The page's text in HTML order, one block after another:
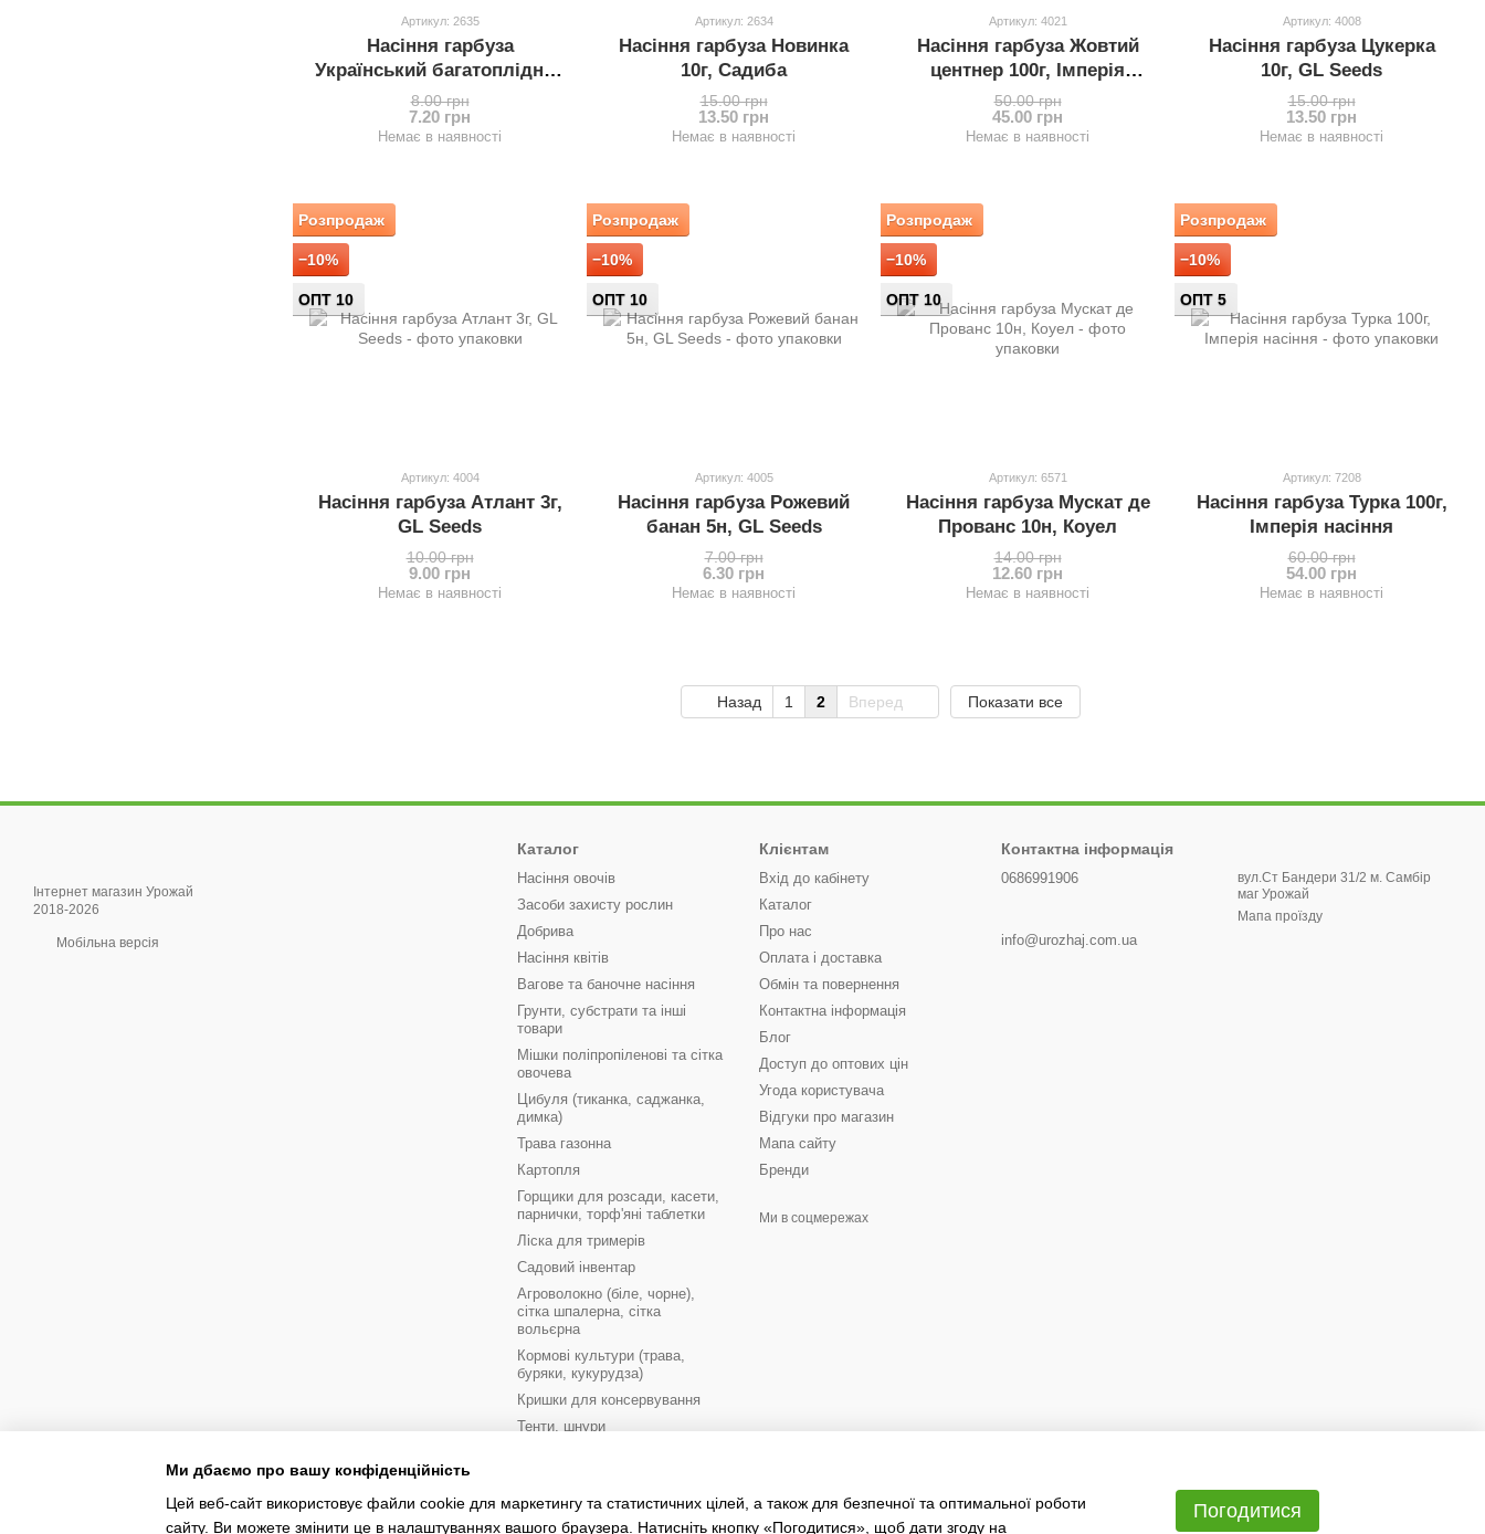
Артикул: 2635
Насіння гарбуза
Український багатоплідний
10г, Садиба
8.00 грн
7.20 грн
Немає в наявності
Артикул: 2634
Насіння гарбуза Новинка
10г, Садиба
15.00 грн
13.50 грн
Немає в наявності
Артикул: 4021
Насіння гарбуза Жовтий
центнер 100г, Імперія
насіння
50.00 грн
45.00 грн
Немає в наявності
Артикул: 4008
Насіння гарбуза Цукерка
10г, GL Seeds
15.00 грн
13.50 грн
Немає в наявності
Розпродаж
−10%
ОПТ 10
Артикул: 4004
Насіння гарбуза Атлант 3г,
GL Seeds
10.00 грн
9.00 грн
Немає в наявності
Розпродаж
−10%
ОПТ 10
Артикул: 4005
Насіння гарбуза Рожевий
банан 5н, GL Seeds
7.00 грн
6.30 грн
Немає в наявності
Розпродаж
−10%
ОПТ 10
Артикул: 6571
Насіння гарбуза Мускат де
Прованс 10н, Коуел
14.00 грн
12.60 грн
Немає в наявності
Розпродаж
−10%
ОПТ 5
Артикул: 7208
Насіння гарбуза Турка 100г,
Імперія насіння
60.00 грн
54.00 грн
Немає в наявності
Назад 1 2 Вперед Показати все
Інтернет магазин Урожай
2018-2026
Мобільна версія
Каталог
Насіння овочів
Засоби захисту рослин
Добрива
Насіння квітів
Вагове та баночне насіння
Грунти, субстрати та інші
товари
Мішки поліпропіленові та сітка
овочева
Цибуля (тиканка, саджанка,
димка)
Трава газонна
Картопля
Горщики для розсади, касети,
парнички, торф'яні таблетки
Ліска для тримерів
Садовий інвентар
Агроволокно (біле, чорне),
сітка шпалерна, сітка
вольєрна
Кормові культури (трава,
буряки, кукурудза)
Кришки для консервування
Тенти, шнури
Рукавиці робочі
Клієнтам
Вхід до кабінету
Каталог
Про нас
Оплата і доставка
Обмін та повернення
Контактна інформація
Блог
Доступ до оптових цін
Угода користувача
Відгуки про магазин
Мапа сайту
Бренди
Ми в соцмережах
Контактна інформація
0686991906
info@urozhaj.com.ua
вул.Ст Бандери 31/2 м. Самбір
маг Урожай
Мапа проїзду
Ми дбаємо про вашу конфіденційність
Цей веб-сайт використовує файли cookie для маркетингу та статистичних цілей, а також для безпечної та оптимальної роботи
сайту. Ви можете змінити це в налаштуваннях вашого браузера. Натисніть кнопку «Погодитися», щоб дати згоду на
Погодитися